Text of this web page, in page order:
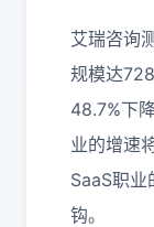
艾瑞咨询
规模达
48.7%下
业的增速
SaaS职
钩。